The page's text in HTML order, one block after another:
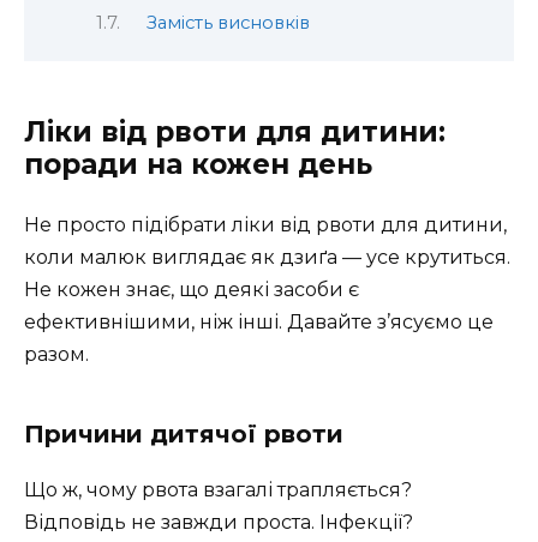
Замість висновків
Ліки від рвоти для дитини:
поради на кожен день
Не просто підібрати ліки від рвоти для дитини,
коли малюк виглядає як дзиґа — усе крутиться.
Не кожен знає, що деякі засоби є
ефективнішими, ніж інші. Давайте з’ясуємо це
разом.
Причини дитячої рвоти
Що ж, чому рвота взагалі трапляється?
Відповідь не завжди проста. Інфекції?